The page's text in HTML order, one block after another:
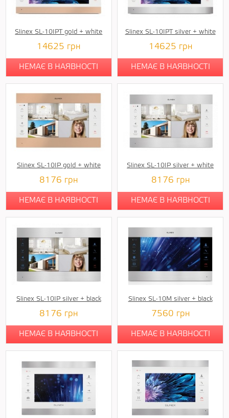
Slinex SL-10IPT gold + white
14625 грн
НЕМАЄ В НАЯВНОСТІ
Slinex SL-10IPT silver + white
14625 грн
НЕМАЄ В НАЯВНОСТІ
Slinex SL-10IP gold + white
8176 грн
НЕМАЄ В НАЯВНОСТІ
Slinex SL-10IP silver + white
8176 грн
НЕМАЄ В НАЯВНОСТІ
Slinex SL-10IP silver + black
8176 грн
НЕМАЄ В НАЯВНОСТІ
Slinex SL-10M silver + black
7560 грн
НЕМАЄ В НАЯВНОСТІ